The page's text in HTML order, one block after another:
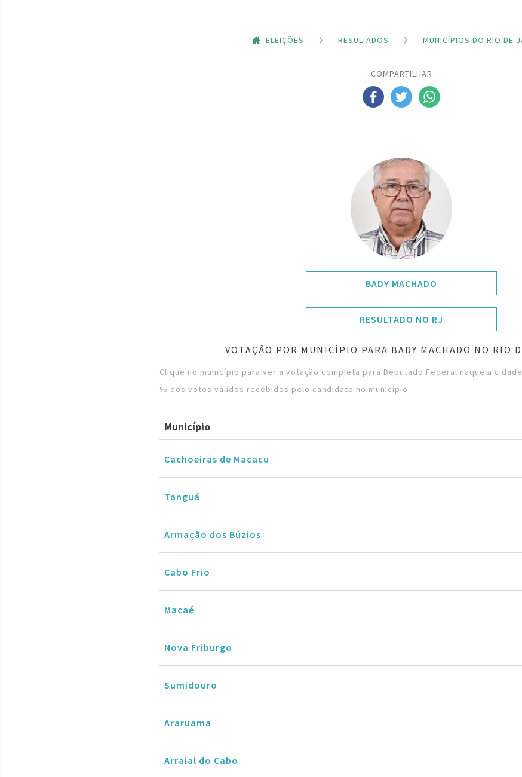
ELEIÇÕES RESULTADOS MUNICÍPIOS DO RIO DE
COMPARTILHAR
BADY MACHADO
RESULTADO NO RJ
VOTAÇÃO POR MUNICÍPIO PARA BADY MACHADO NO RIO
Clique no município para ver a votação completa para Deputado Federal naquela cidade
% dos votos válidos recebidos pelo candidato no município
Município
Cachoeiras de Macacu
Tanguá
Armação dos Búzios
Cabo Frio
Macaé
Nova Friburgo
Sumidouro
Araruama
Arraial do Cabo